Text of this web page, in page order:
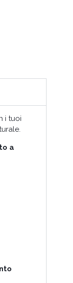
i tuoi
a